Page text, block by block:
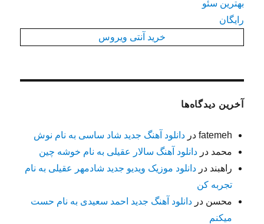
بهترین سئو
رایگان
خرید آنتی ویروس
آخرین دیدگاه‌ها
fatemeh دردانلود آهنگ جدید شاد ساسی به نام نوش
محمد دردانلود آهنگ سالار عقیلی به نام خوشه چین
راهبند دردانلود موزیک ویدیو جدید شادمهر عقیلی به نام
تجربه کن
محسن دردانلود آهنگ جدید احمد سعیدی به نام حست
میکنم